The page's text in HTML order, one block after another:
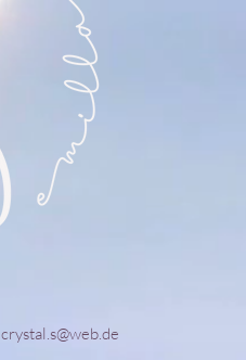
crystal.s@web.de